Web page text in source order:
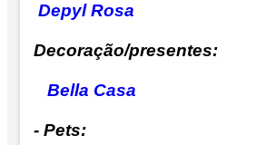
Depyl Rosa
Decoração/presentes:
Bella Casa
- Pets: